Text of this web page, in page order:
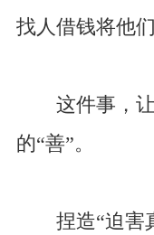
找人借钱将他
这件事，让
的“善”。
捏造“迫害